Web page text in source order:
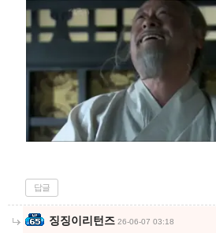
답글
징징이리턴즈 26-06-07 03:18